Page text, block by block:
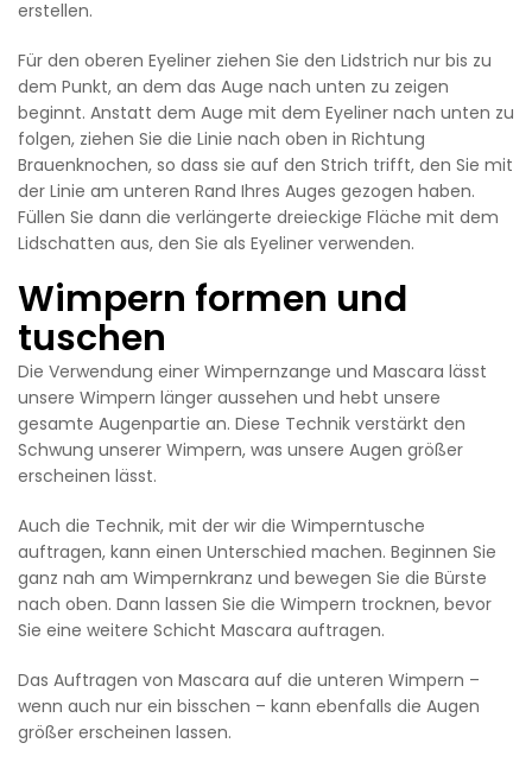
erstellen.
Für den oberen Eyeliner ziehen Sie den Lidstrich nur bis zu
dem Punkt, an dem das Auge nach unten zu zeigen
beginnt. Anstatt dem Auge mit dem Eyeliner nach unten zu
folgen, ziehen Sie die Linie nach oben in Richtung
Brauenknochen, so dass sie auf den Strich trifft, den Sie mit
der Linie am unteren Rand Ihres Auges gezogen haben.
Füllen Sie dann die verlängerte dreieckige Fläche mit dem
Lidschatten aus, den Sie als Eyeliner verwenden.
Wimpern formen und
tuschen
Die Verwendung einer Wimpernzange und Mascara lässt
unsere Wimpern länger aussehen und hebt unsere
gesamte Augenpartie an. Diese Technik verstärkt den
Schwung unserer Wimpern, was unsere Augen größer
erscheinen lässt.
Auch die Technik, mit der wir die Wimperntusche
auftragen, kann einen Unterschied machen. Beginnen Sie
ganz nah am Wimpernkranz und bewegen Sie die Bürste
nach oben. Dann lassen Sie die Wimpern trocknen, bevor
Sie eine weitere Schicht Mascara auftragen.
Das Auftragen von Mascara auf die unteren Wimpern –
wenn auch nur ein bisschen – kann ebenfalls die Augen
größer erscheinen lassen.